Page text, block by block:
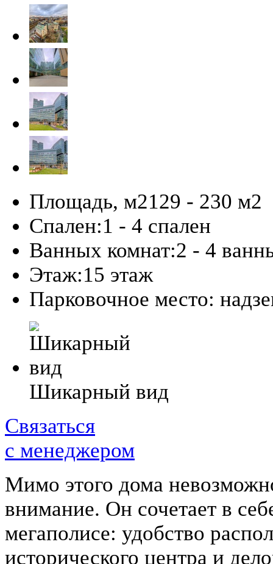
Площадь, м2129 - 230 м2
Спален:1 - 4 спален
Ванных комнат:2 - 4
Этаж:15 этаж
Парковочное место:
Шикарный вид
Связаться
с менеджером
Мимо этого дома
внимание. Он сочетает в
мегаполисе: удобство
исторического центра и